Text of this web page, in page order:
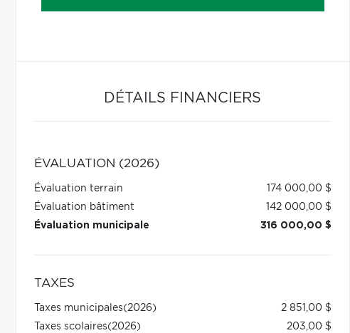
DÉTAILS FINANCIERS
ÉVALUATION (2026)
Évaluation terrain
174 000,00 $
Évaluation bâtiment
142 000,00 $
Évaluation municipale
316 000,00 $
TAXES
Taxes municipales(2026)
2 851,00 $
Taxes scolaires(2026)
203,00 $